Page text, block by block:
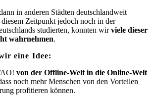
in anderen Städten deutschlandweit
Zeitpunkt jedoch noch in der
studierten, konnten wirviele dieser
wahrnehmen.
eine Idee:
von der Offline-Welt in die Online-Welt
noch mehr Menschen von den Vorteilen
profitieren können.